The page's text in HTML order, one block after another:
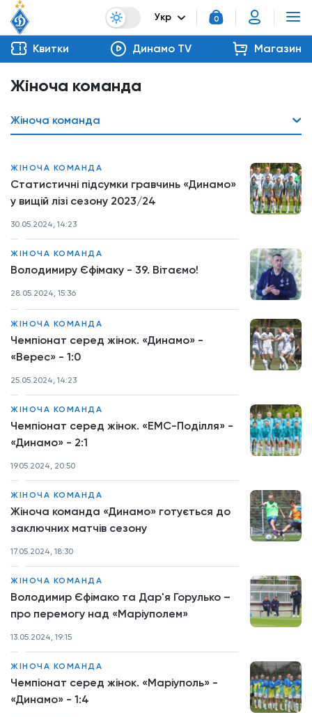
Укр 0
Квитки Динамо TV Магазин
Жіноча команда
Жіноча команда
ЖІНОЧА КОМАНДА
Статистичні підсумки гравчинь «Динамо»
у вищій лізі сезону 2023/24
30.05.2024, 14:23
ЖІНОЧА КОМАНДА
Володимиру Єфімаку - 39. Вітаємо!
28.05.2024, 15:36
ЖІНОЧА КОМАНДА
Чемпіонат серед жінок. «Динамо» -
«Верес» - 1:0
25.05.2024, 14:23
ЖІНОЧА КОМАНДА
Чемпіонат серед жінок. «ЕМС-Поділля» -
«Динамо» - 2:1
19.05.2024, 20:50
ЖІНОЧА КОМАНДА
Жіноча команда «Динамо» готується до
заключних матчів сезону
17.05.2024, 18:30
ЖІНОЧА КОМАНДА
Володимир Єфімако та Дар'я Горулько –
про перемогу над «Маріуполем»
13.05.2024, 19:15
ЖІНОЧА КОМАНДА
Чемпіонат серед жінок. «Маріуполь» -
«Динамо» - 1:4